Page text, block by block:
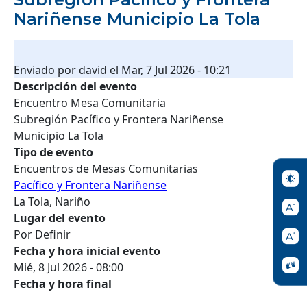
Nariñense Municipio La Tola
Enviado pordavid el Mar, 7 Jul 2026 - 10:21
Descripción del evento
Encuentro Mesa Comunitaria
Subregión Pacífico y Frontera Nariñense
Municipio La Tola
Tipo de evento
Encuentros de Mesas Comunitarias
Pacífico y Frontera Nariñense
La Tola, Nariño
Lugar del evento
Por Definir
Fecha y hora inicial evento
Mié, 8 Jul 2026 - 08:00
Fecha y hora final